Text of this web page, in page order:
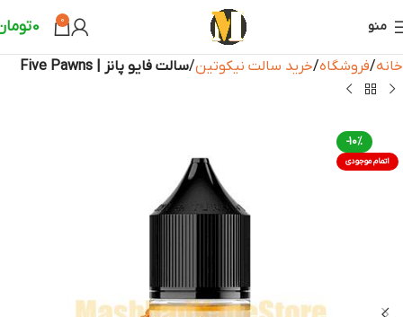
منو 0
0
خانه فروشگاه خرید سالت نیکوتین سالت فایو پانز | Five Pawns
-10%
اتمام موجودی